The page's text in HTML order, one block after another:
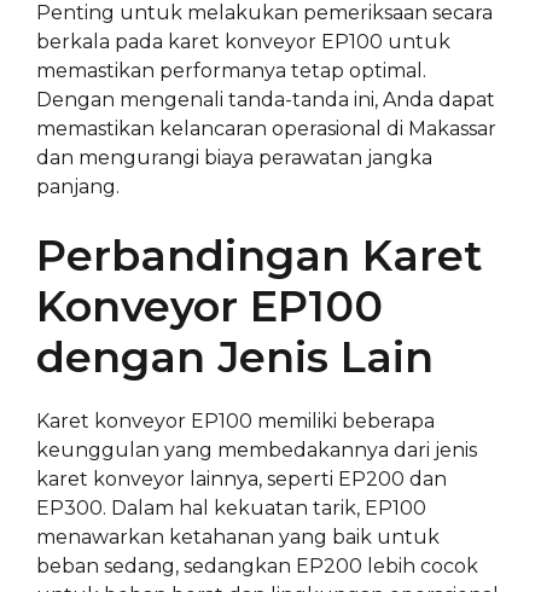
Penting untuk melakukan pemeriksaan secara
berkala pada karet konveyor EP100 untuk
memastikan performanya tetap optimal.
Dengan mengenali tanda-tanda ini, Anda dapat
memastikan kelancaran operasional di Makassar
dan mengurangi biaya perawatan jangka
panjang.
Perbandingan Karet
Konveyor EP100
dengan Jenis Lain
Karet konveyor EP100 memiliki beberapa
keunggulan yang membedakannya dari jenis
karet konveyor lainnya, seperti EP200 dan
EP300. Dalam hal kekuatan tarik, EP100
menawarkan ketahanan yang baik untuk
beban sedang, sedangkan EP200 lebih cocok